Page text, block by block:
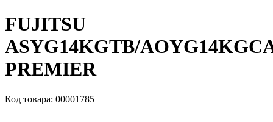
FUJITSU
ASYG14KGTB/
PREMIER
Код товара: 00001785